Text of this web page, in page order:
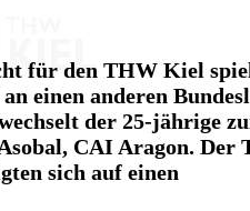
für den THW Kiel
einen anderen
der 25-jährige
CAI Aragon. Der
sich auf einen